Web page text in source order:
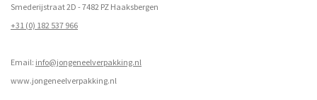
Smederijstraat 2D - 7482 PZ Haaksbergen
+31 (0) 182 537 966
Email: info@jongeneelverpakking.nl
www.jongeneelverpakking.nl